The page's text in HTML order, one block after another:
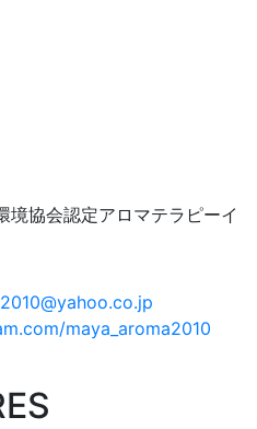
協会認定アロマテラピーイ
maya_aroma2010